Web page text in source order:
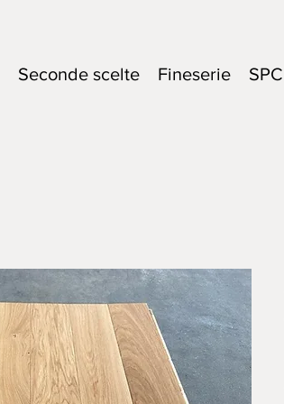
Seconde scelte Fineserie SPC